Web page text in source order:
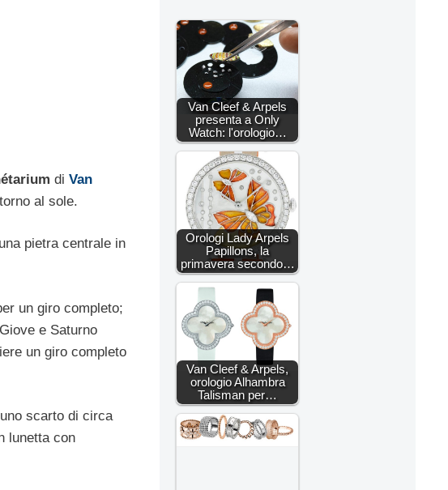
di Van
al sole.
pietra centrale in
un giro completo;
e Saturno
un giro completo
scarto di circa
lunetta con
Van Cleef & Arpels
presenta a Only
Watch: l'orologio…
Orologi Lady Arpels
Papillons, la
primavera secondo…
Van Cleef & Arpels,
orologio Alhambra
Talisman per…